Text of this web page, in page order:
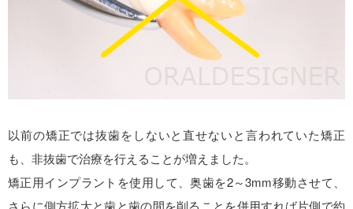
以前の矯正では抜歯をしないと直せないと言われていた矯正
も、非抜歯で治療を行えることが増えました。
矯正用インプラントを使用して、奥歯を2～3mm移動させて、
さらに側方拡大と歯と歯の間を削ることを併用すれば片側で約